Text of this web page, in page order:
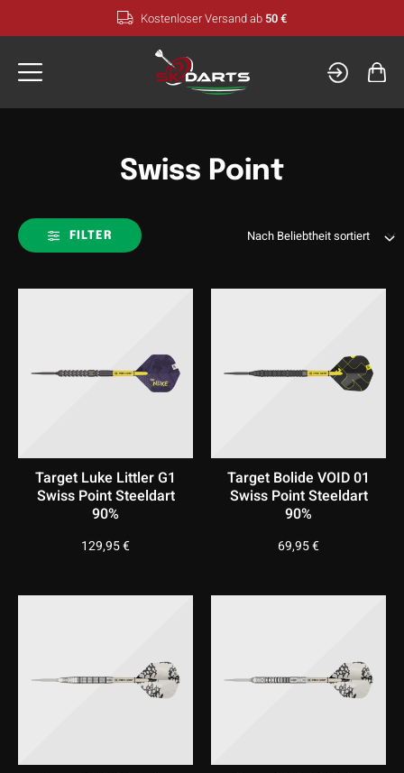
Inhalt
Kostenloser Versand ab 50 €
Swiss Point
FILTER
Target Luke Littler G1
Swiss Point Steeldart
90%
129,95€
Target Bolide VOID 01
Swiss Point Steeldart
90%
69,95€